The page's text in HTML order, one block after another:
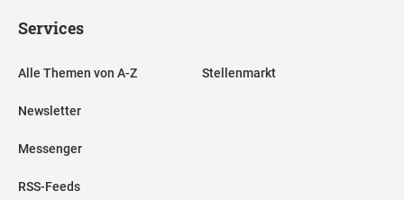
Services
Alle Themen von A-Z
Newsletter
Messenger
RSS-Feeds
Stellenmarkt